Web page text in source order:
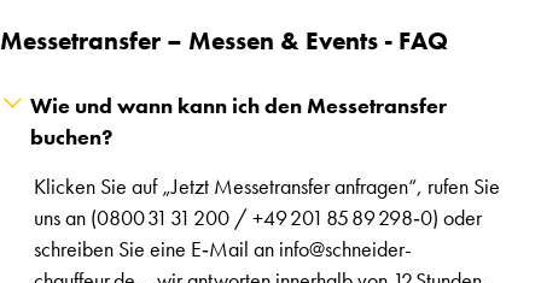
Messetransfer – Messen & Events - FAQ
Wie und wann kann ich den Messetransfer
buchen?
Klicken Sie auf „Jetzt Messetransfer anfragen“, rufen Sie
uns an (0800 31 31 200 / +49 201 85 89 298‑0) oder
schreiben Sie eine E‑Mail an info@schneider-